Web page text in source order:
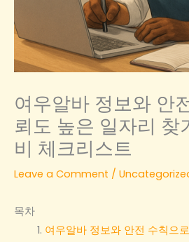
여우알바 정보와 안
뢰도 높은 일자리 찾
비 체크리스트
Leave a Comment /
목차
여우알바 정보와 안전 수칙으